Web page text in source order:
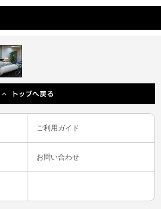
ご利用ガイド
お問い合わせ